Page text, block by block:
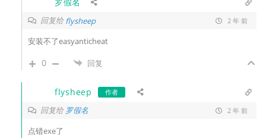
回复给flysheep 2 年 前
安装不了easyanticheat
0 回复
flysheep 作者
回复给罗假名 2 年 前
点错exe了